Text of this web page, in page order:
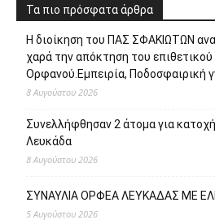
Τα πιο πρόσφατα άρθρα
Η διοίκηση του ΠΑΣ ΣΦΑΚΙΩΤΩΝ
χαρά την απόκτηση του επιθετικού
Ορφανού.Εμπειρία, Ποδοσφαιρική
8 Αυγούστου 2026
Συνελλήφθησαν 2 άτομα για
Λευκάδα
8 Αυγούστου 2026
ΣΥΝΑΥΛΙΑ ΟΡΦΕΑ ΛΕΥΚΑΔΑΣ ΜΕ
5 Αυγούστου 2026